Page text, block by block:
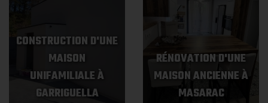
CONSTRUCTION D'UNE
MAISON
UNIFAMILIALE À
GARRIGUELLA
RÉNOVATION D'UNE
MAISON ANCIENNE À
MASARAC